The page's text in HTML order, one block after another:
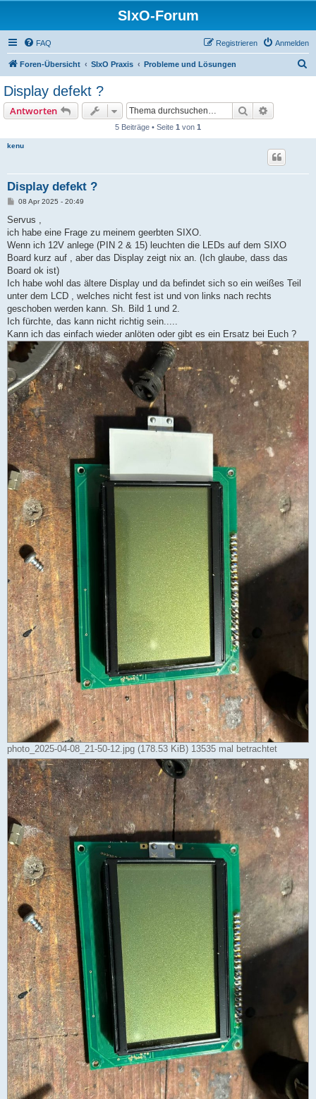
SIxO-Forum
FAQ Anmelden
Registrieren
Foren-Übersicht SIxO Praxis Probleme und Lösungen
Display defekt ?
Antworten Suche
5 Beiträge • Seite 1 von 1
kenu
Display defekt ?
B
i
r
a
08 Apr 2025 - 20:49
Servus ,
ich habe eine Frage zu meinem geerbten SIXO.
Wenn ich 12V anlege (PIN 2 & 15) leuchten die LEDs auf dem SIXO
Board kurz auf , aber das Display zeigt nix an. (Ich glaube, dass das
Board ok ist)
Ich habe wohl das ältere Display und da befindet sich so ein weißes Teil
unter dem LCD , welches nicht fest ist und von links nach rechts
geschoben werden kann. Sh. Bild 1 und 2.
Ich fürchte, das kann nicht richtig sein.....
Kann ich das einfach wieder anlöten oder gibt es ein Ersatz bei Euch ?
photo_2025-04-08_21-50-12.jpg (178.53 KiB) 13535 mal betrachtet